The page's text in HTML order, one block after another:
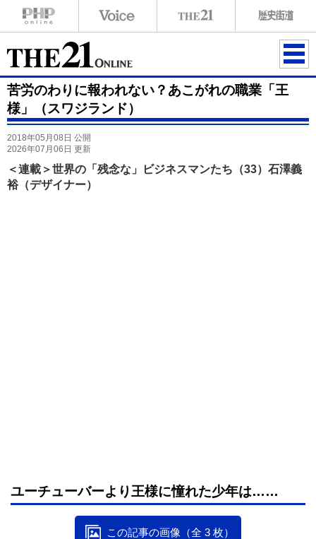
ME
NU
苦労のわりに報われない？あこがれの職業「王
様」（スワジランド）
2018年05月08日 公開
2026年07月06日 更新
＜連載＞世界の「残念な」ビジネスマンたち（33）石澤義
裕（デザイナー）
ユーチューバーより王様に憧れた少年は……
この記事の画像（全 3 枚）